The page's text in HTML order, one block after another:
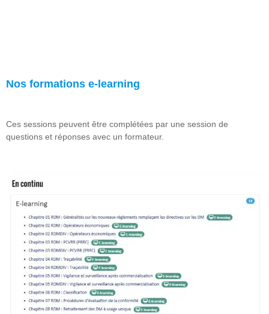
Nos formations e-learning
Ces sessions peuvent être complétées par une session de
questions et réponses avec un formateur.